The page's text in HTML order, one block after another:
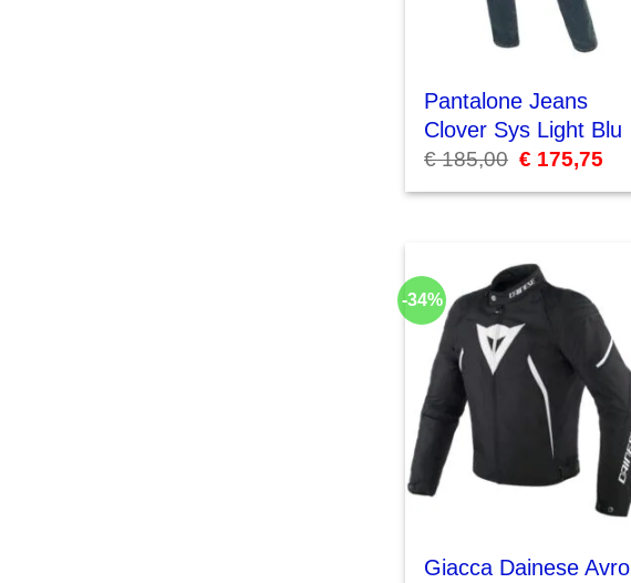
Pantalone Jeans
Clover Sys Light Blu
€185,00
Il
prezzo
€ 175,75Il
-34%
Giacca Dainese Avro